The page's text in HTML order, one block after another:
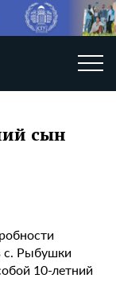
сын
с. Рыбушки
10-летний